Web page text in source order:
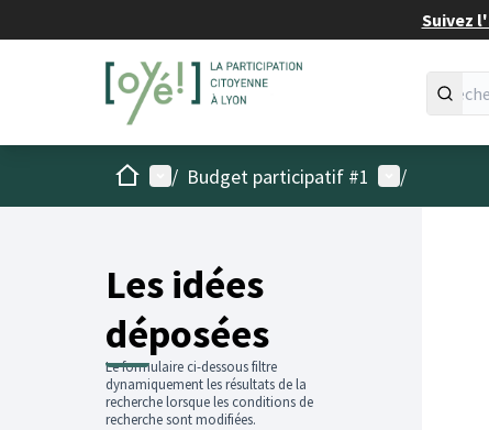
Suivez
AccueilMenu principal
/ Budget participatif #1 Menu
/
Les idées
déposées
Le formulaire ci-dessous filtre
dynamiquement les résultats de la
recherche lorsque les conditions de
recherche sont modifiées.